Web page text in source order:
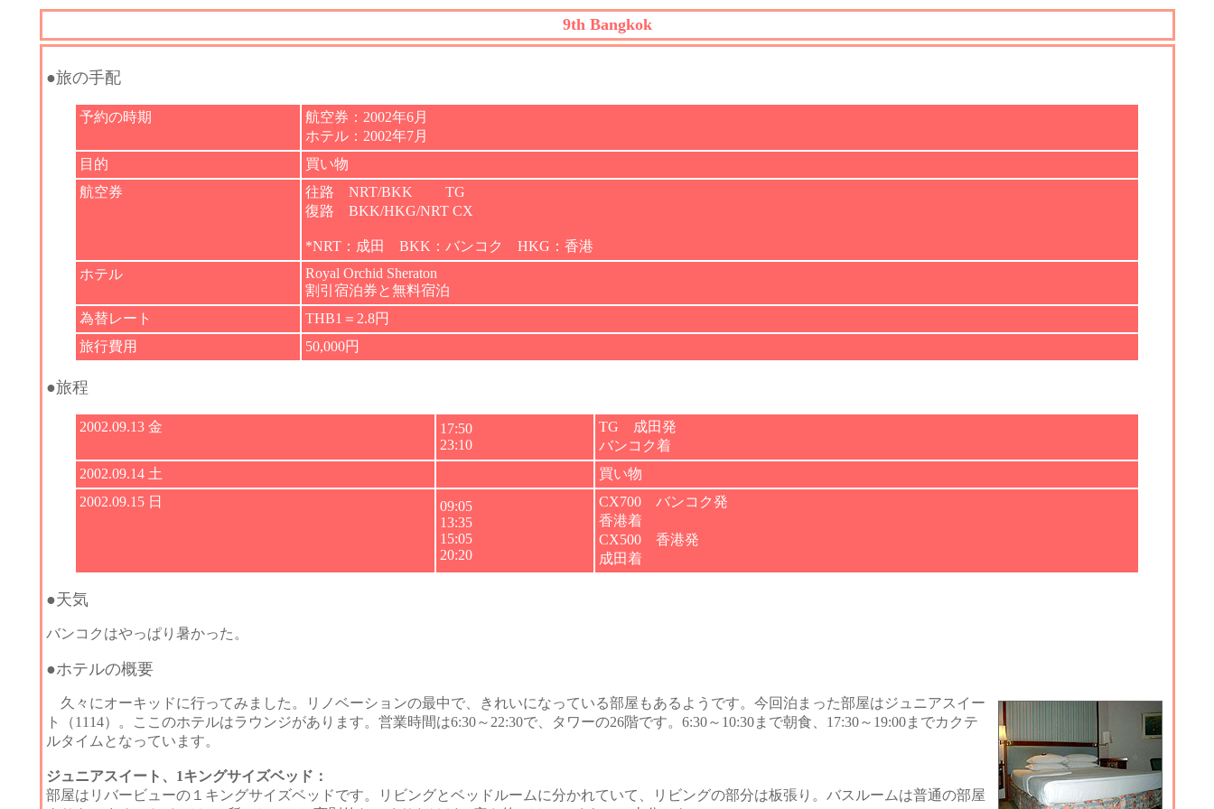
9th Bangkok
●旅の手配
予約の時期
航空券：2002年6月
ホテル：2002年7月
目的
買い物
航空券
往路 NRT/BKK TG
復路 BKK/HKG/NRT CX
*NRT：成田 BKK：バンコク HKG：香港
ホテル
Royal Orchid Sheraton
割引宿泊券と無料宿泊
為替レート
THB1＝2.8円
旅行費用
50,000円
●旅程
2002.09.13 金
17:50
23:10
TG 成田発
バンコク着
2002.09.14 土
買い物
2002.09.15 日
09:05
13:35
15:05
20:20
CX700 バンコク発
香港着
CX500 香港発
成田着
●天気
バンコクはやっぱり暑かった。
●ホテルの概要
久々にオーキッドに行ってみました。リノベーションの最中で、きれいになっている部屋もあるようです。今回泊まった部屋はジュニアスイー
ト（1114）。ここのホテルはラウンジがあります。営業時間は6:30～22:30で、タワーの26階です。6:30～10:30まで朝食、17:30～19:00までカクテ
ルタイムとなっています。
ジュニアスイート、1キングサイズベッド：
部屋はリバービューの１キングサイズベッドです。リビングとベッドルームに分かれていて、リビングの部分は板張り。バスルームは普通の部屋